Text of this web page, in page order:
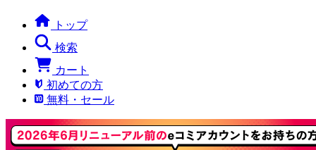
トップ
検索
カート
初めての方
無料・セール